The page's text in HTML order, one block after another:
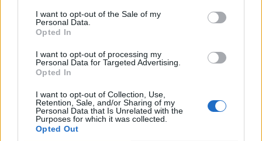
I want to opt-out of the Sale of my
Personal Data.
Opted In
I want to opt-out of processing my
Personal Data for Targeted Advertising.
Opted In
I want to opt-out of Collection, Use,
Retention, Sale, and/or Sharing of my
Personal Data that Is Unrelated with the
Purposes for which it was collected.
Opted Out
Edição nº 903
5 de Junho, 2024